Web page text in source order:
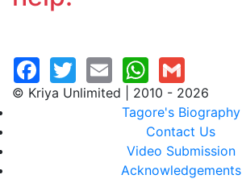
© Kriya Unlimited | 2010 - 2026
Tagore's Biography
Contact Us
Video Submission
Acknowledgements